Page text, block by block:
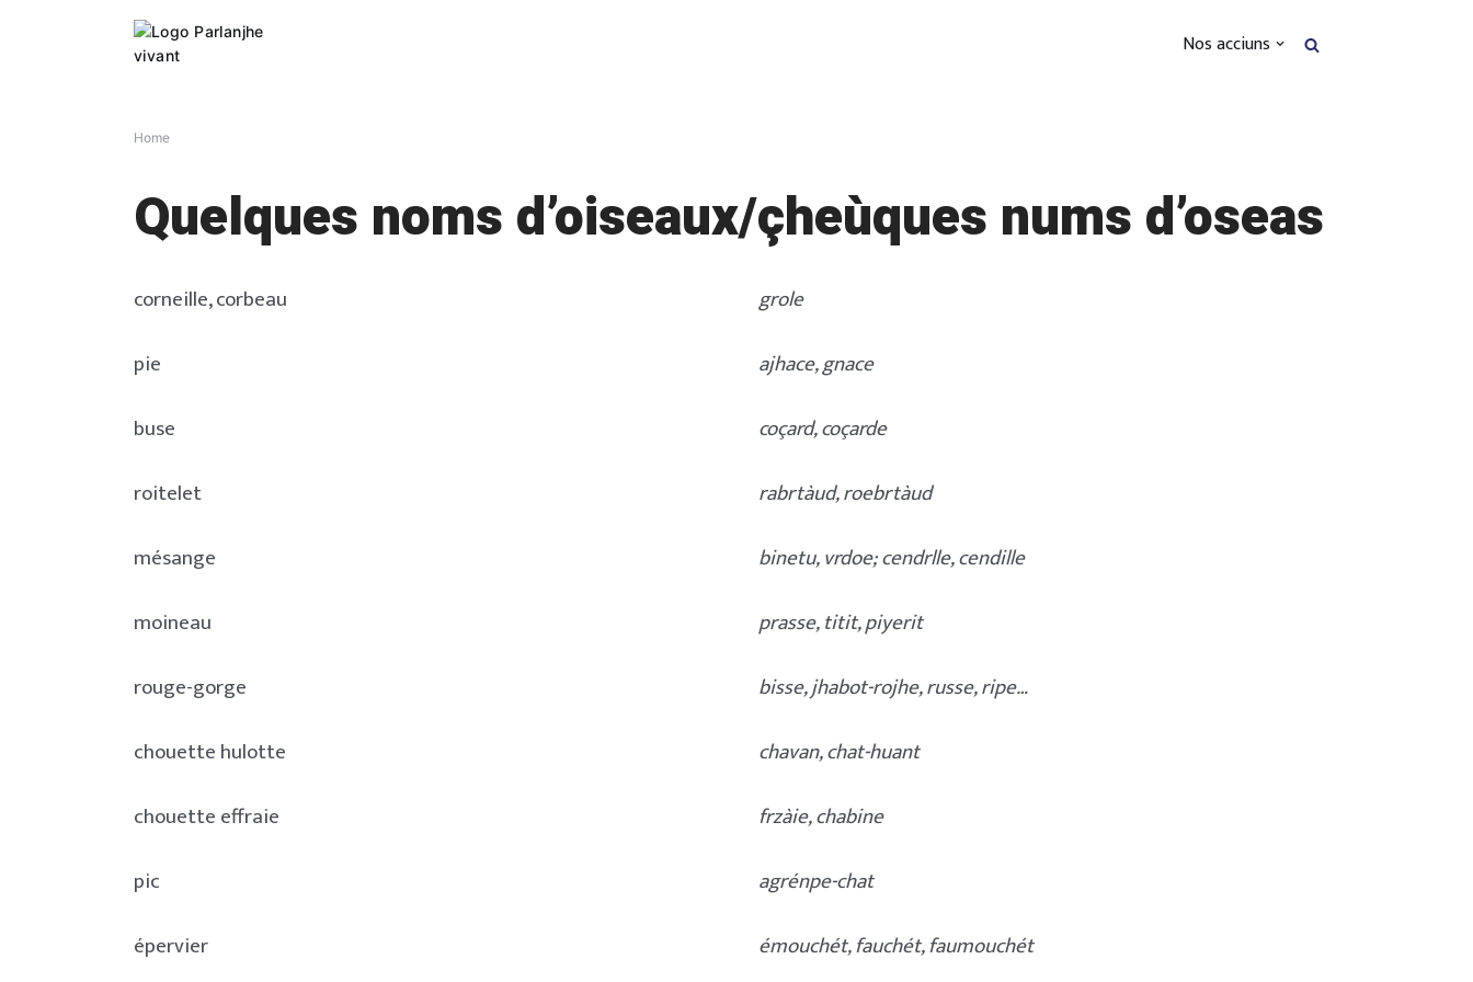
Nos acciuns
Home
Quelques noms d’oiseaux/çheùques nums d’oseas
corneille, corbeau
pie
buse
roitelet
mésange
moineau
rouge-gorge
chouette hulotte
chouette effraie
pic
épervier
grole
ajhace, gnace
coçard, coçarde
rabrtàud, roebrtàud
binetu, vrdoe; cendrlle, cendille
prasse, titit, piyerit
bisse, jhabot-rojhe, russe, ripe…
chavan, chat-huant
frzàie, chabine
agrénpe-chat
émouchét, fauchét, faumouchét